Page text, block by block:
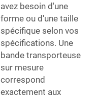
avez besoin d'une
forme ou d'une taille
spécifique selon vos
spécifications. Une
bande transporteuse
sur mesure
correspond
exactement aux